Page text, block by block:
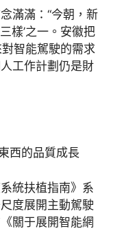
滿滿：“今朝，新
樣’之一。安徽把
對智能駕駛的需求
工作計劃仍是財
西的品質成長
統扶植指南》系
度展開主動駕駛
關于展開智能網